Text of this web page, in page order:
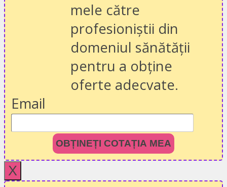
mele către
profesioniștii din
domeniul sănătății
pentru a obține
oferte adecvate.
Email
OBȚINEȚI COTAȚIA MEA
X